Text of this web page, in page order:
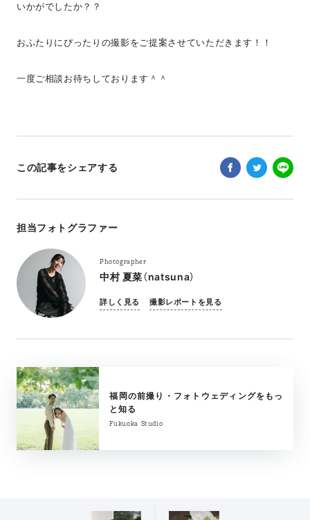
いかがでしたか？？
おふたりにぴったりの撮影をご提案させていただきます！！
一度ご相談お待ちしております＾＾
この記事をシェアする
担当フォトグラファー
Photographer
中村 夏菜（natsuna）
詳しく見る 撮影レポートを見る
福岡の前撮り・フォトウェディングをもっ
と知る
Fukuoka Studio